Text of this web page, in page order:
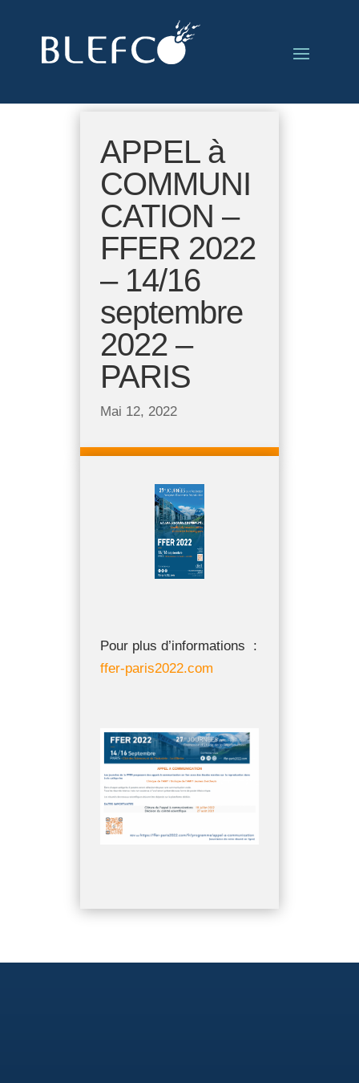
APPEL à
COMMUNI
CATION –
FFER 2022
– 14/16
septembre
2022 –
PARIS
Mai 12, 2022
Pour plus d’informations :
ffer-paris2022.com